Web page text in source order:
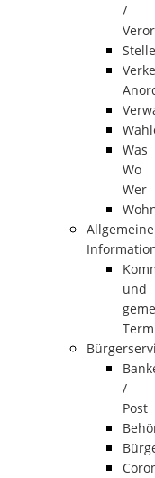
/
Was
Wo
Wer
Allgemeine
und
/
Post